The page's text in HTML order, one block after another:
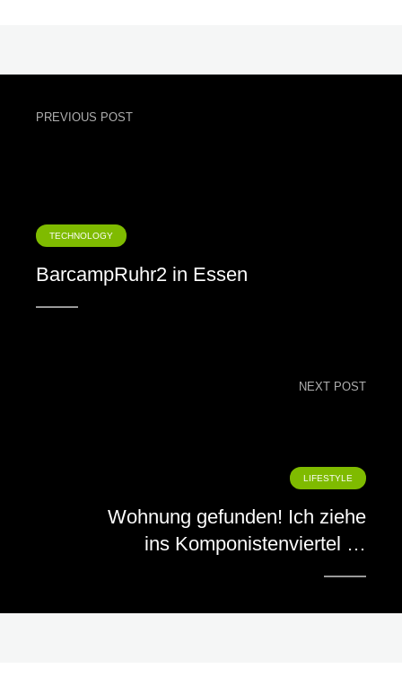
PREVIOUS POST
TECHNOLOGY
BarcampRuhr2 in Essen
NEXT POST
LIFESTYLE
Wohnung gefunden! Ich ziehe
ins Komponistenviertel …